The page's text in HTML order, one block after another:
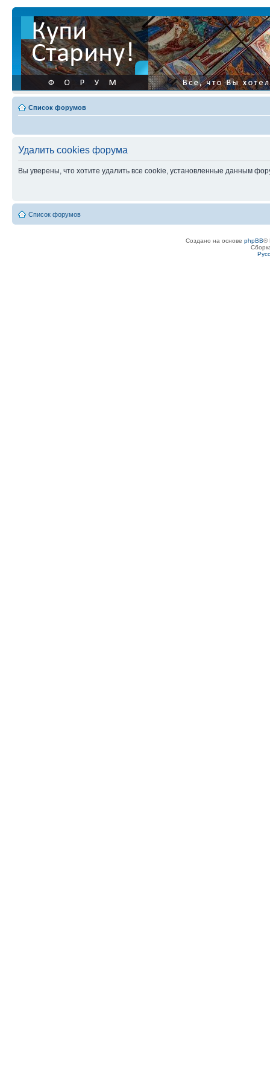
Список форумов
Удалить cookies форума
Вы уверены, что хотите удалить все cookie, установленные данным
Список форумов
Создано на основе phpBB®